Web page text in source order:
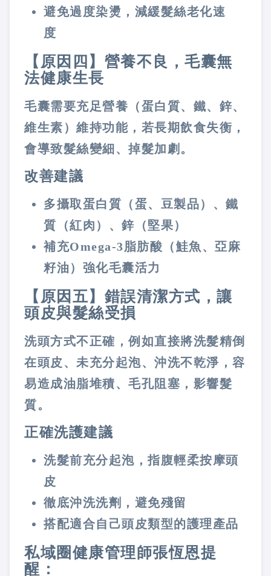
避免過度染燙，減緩髮絲老化速
度
【原因四】營養不良，毛囊無
法健康生長
毛囊需要充足營養（蛋白質、鐵、鋅、
維生素）維持功能，若長期飲食失衡，
會導致髮絲變細、掉髮加劇。
改善建議
多攝取蛋白質（蛋、豆製品）、鐵
質（紅肉）、鋅（堅果）
補充Omega-3脂肪酸（鮭魚、亞麻
籽油）強化毛囊活力
【原因五】錯誤清潔方式，讓
頭皮與髮絲受損
洗頭方式不正確，例如直接將洗髮精倒
在頭皮、未充分起泡、沖洗不乾淨，容
易造成油脂堆積、毛孔阻塞，影響髮
質。
正確洗護建議
洗髮前充分起泡，指腹輕柔按摩頭
皮
徹底沖洗洗劑，避免殘留
搭配適合自己頭皮類型的護理產品
私域圈健康管理師張恆恩提
醒：